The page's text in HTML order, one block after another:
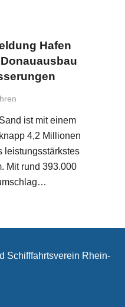
Hafen
ist mit einem
4,2 Millionen
leistungsstärkstes
Mit rund 393.000
Schifffahrtsverein Rhein-